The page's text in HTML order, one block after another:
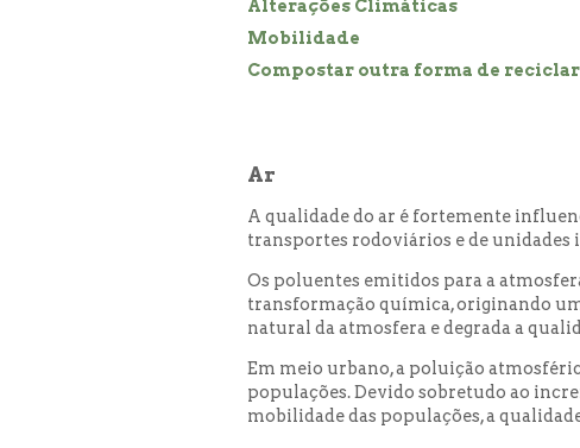
Alterações Climáticas
Mobilidade
Compostar outra forma de reciclar
Ar
A qualidade do ar é fortemente
transportes rodoviários e de unidades
Os poluentes emitidos para a
transformação química, originando
natural da atmosfera e degrada a
Em meio urbano, a poluição
populações. Devido sobretudo ao
mobilidade das populações, a